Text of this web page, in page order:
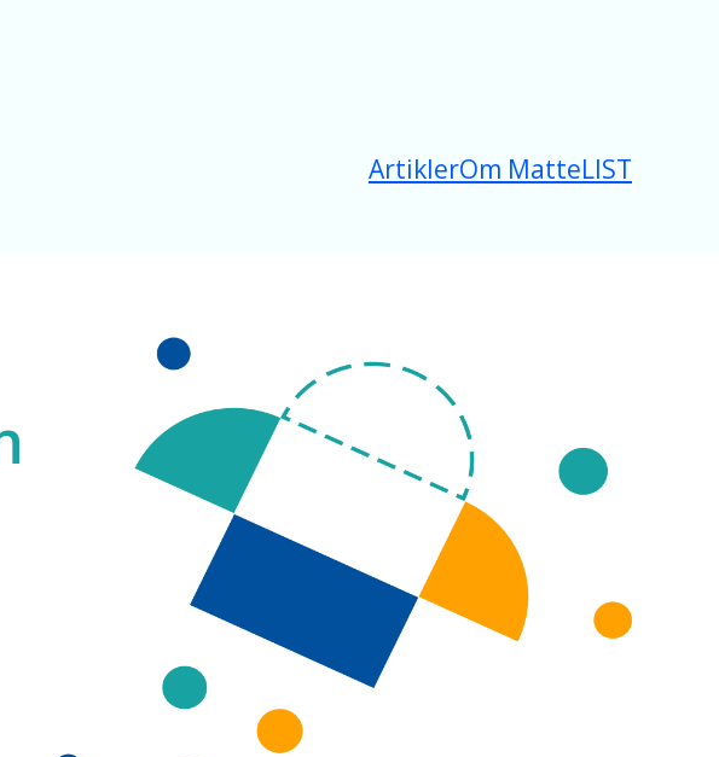
ArtiklerOm MatteLIST